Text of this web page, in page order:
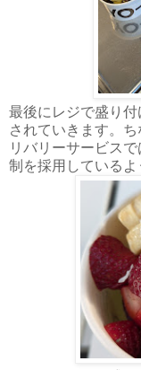
最後にレジで盛り
されていきます。
リバリーサービス
制を採用しているよ